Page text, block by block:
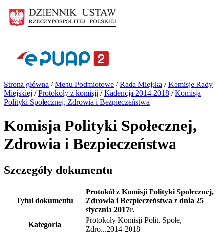
Strona główna /Menu Podmiotowe /Rada Miejska /Komisje Rady
Miejskiej /Protokoły z komisji /Kadencja 2014-2018 /Komisja
Polityki Społecznej, Zdrowia i Bezpieczeństwa
Komisja Polityki Społecznej,
Zdrowia i Bezpieczeństwa
Szczegóły dokumentu
Tytuł dokumentu
Protokół z Komisji Polityki Społecznej,
Zdrowia i Bezpieczeństwa z dnia 25
stycznia 2017r.
Kategoria
Protokoły Komisji Polit. Społe,
Zdro...2014-2018